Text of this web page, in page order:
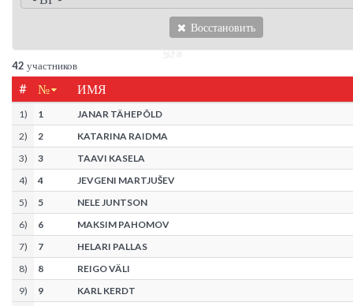
Восстановить
42 участников
# № ИМЯ
1) 1
JANAR TÄHEPÕLD
2) 2
KATARINA RAIDMA
3) 3
TAAVI KASELA
4) 4
JEVGENI MARTJUŠEV
5) 5
NELE JUNTSON
6) 6
MAKSIM PAHOMOV
7) 7
HELARI PALLAS
8) 8
REIGO VÄLI
9) 9
KARL KERDT